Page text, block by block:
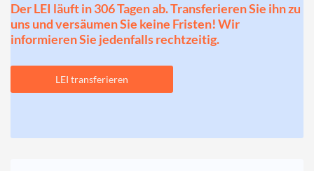
Der LEI läuft in 306 Tagen ab. Transferieren Sie ihn zu
uns und versäumen Sie keine Fristen! Wir
informieren Sie jedenfalls rechtzeitig.
LEI transferieren